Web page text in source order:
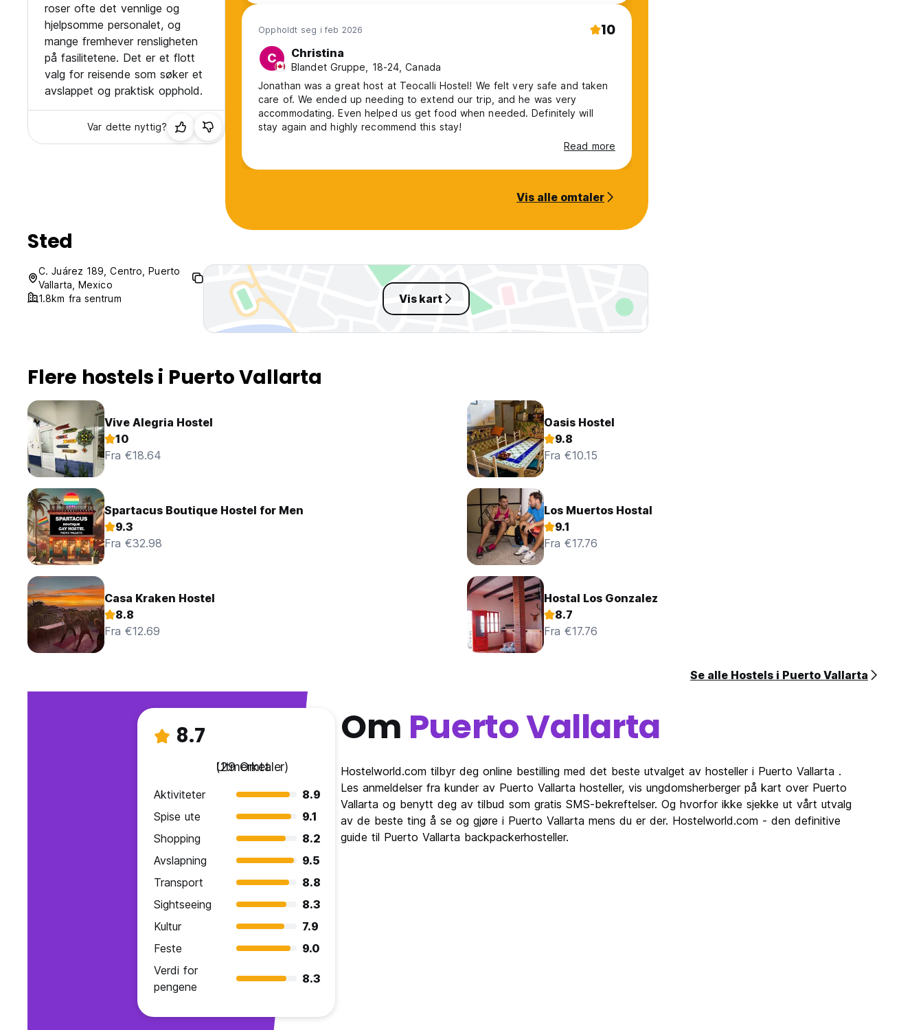
roser ofte det vennlige og
hjelpsomme personalet, og
mange fremhever rensligheten
på fasilitetene. Det er et flott
valg for reisende som søker et
avslappet og praktisk opphold.
Var dette nyttig?
Oppholdt seg i feb 2026 10
C Christina
Blandet Gruppe, 18-24, Canada
Jonathan was a great host at Teocalli Hostel! We felt very safe and taken
care of. We ended up needing to extend our trip, and he was very
accommodating. Even helped us get food when needed. Definitely will
stay again and highly recommend this stay!
Read more
Vis alle omtaler
Sted
C. Juárez 189, Centro, Puerto
Vallarta, Mexico
1.8km fra sentrum
Vis kart
Flere hostels i Puerto Vallarta
Vive Alegria Hostel
10
Fra €18.64
Oasis Hostel
9.8
Fra €10.15
Spartacus Boutique Hostel for Men
9.3
Fra €32.98
Los Muertos Hostal
9.1
Fra €17.76
Casa Kraken Hostel
8.8
Fra €12.69
Hostal Los Gonzalez
8.7
Fra €17.76
Se alle Hostels i Puerto Vallarta
8.7
Utmerket
(29 Omtaler)
Aktiviteter
8.9
Spise ute
9.1
Shopping
8.2
Avslapning
9.5
Transport
8.8
Sightseeing
8.3
Kultur
7.9
Feste
9.0
Verdi for
pengene
8.3
Om Puerto Vallarta
Hostelworld.com tilbyr deg online bestilling med det beste utvalget av hosteller i Puerto Vallarta .
Les anmeldelser fra kunder av Puerto Vallarta hosteller, vis ungdomsherberger på kart over Puerto
Vallarta og benytt deg av tilbud som gratis SMS-bekreftelser. Og hvorfor ikke sjekke ut vårt utvalg
av de beste ting å se og gjøre i Puerto Vallarta mens du er der. Hostelworld.com - den definitive
guide til Puerto Vallarta backpackerhosteller.